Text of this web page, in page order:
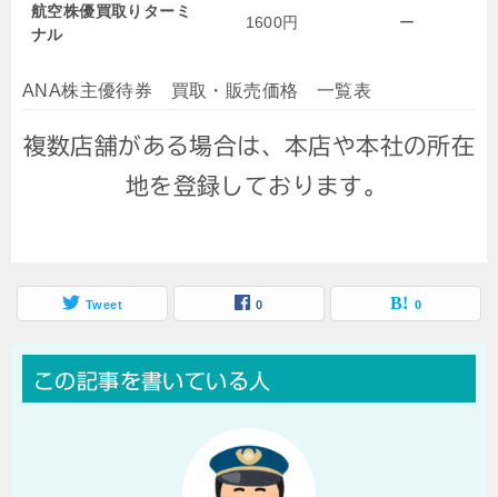
航空株優買取りターミ
ナル
1600円 ー
ANA株主優待券 買取・販売価格 一覧表
複数店舗がある場合は、本店や本社の所在
地を登録しております。
Tweet 0 0
この記事を書いている人